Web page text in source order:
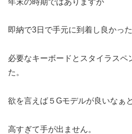
即納で3日で手元に到着し良かった
必要なキーボードとスタイラスペ
た。
欲を言えば５Gモデルが良いなぁ
高すぎて手が出ません。